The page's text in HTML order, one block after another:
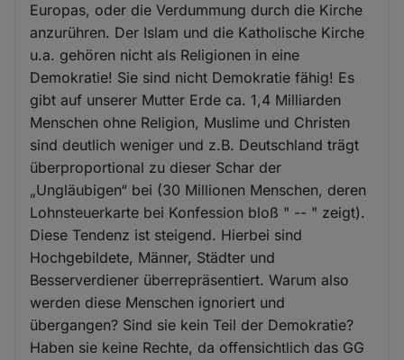
Europas, oder die Verdummung durch die Kirche
anzurühren. Der Islam und die Katholische Kirche
u.a. gehören nicht als Religionen in eine
Demokratie! Sie sind nicht Demokratie fähig! Es
gibt auf unserer Mutter Erde ca. 1,4 Milliarden
Menschen ohne Religion, Muslime und Christen
sind deutlich weniger und z.B. Deutschland trägt
überproportional zu dieser Schar der
„Ungläubigen“ bei (30 Millionen Menschen, deren
Lohnsteuerkarte bei Konfession bloß " -- " zeigt).
Diese Tendenz ist steigend. Hierbei sind
Hochgebildete, Männer, Städter und
Besserverdiener überrepräsentiert. Warum also
werden diese Menschen ignoriert und
übergangen? Sind sie kein Teil der Demokratie?
Haben sie keine Rechte, da offensichtlich das GG